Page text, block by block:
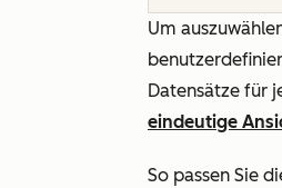
Um
Datensätze für
eindeutige
So passen Sie